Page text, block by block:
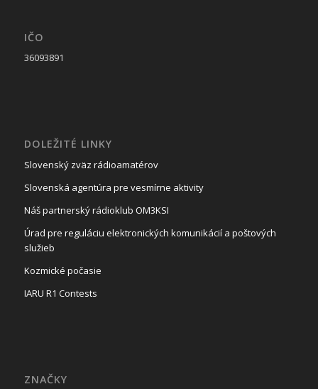
IČO
36093891
DOLEŽITÉ LINKY
Slovenský zväz rádioamatérov
Slovenská agentúra pre vesmírne aktivity
Náš partnerský rádioklub OM3KSI
Úrad pre reguláciu elektronických komunikácií a poštových
služieb
Kozmické počasie
IARU R1 Contests
ZNAČKY